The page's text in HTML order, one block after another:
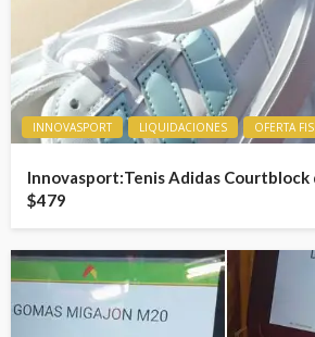
INNOVASPORT LIQUIDACIONES OFERTA
Innovasport:Tenis Adidas Courtblock
$479